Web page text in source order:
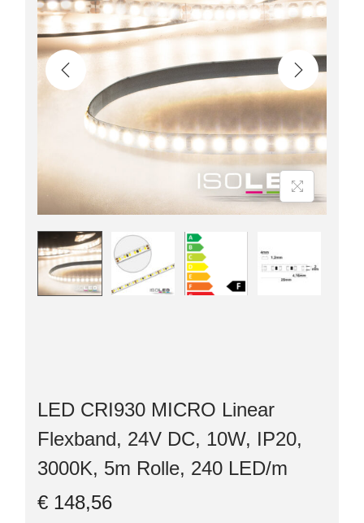
LED CRI930 MICRO Linear
Flexband, 24V DC, 10W, IP20,
3000K, 5m Rolle, 240 LED/m
€ 148,56